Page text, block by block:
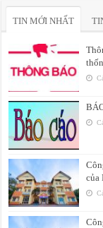
TIN MỚI NHẤT
của